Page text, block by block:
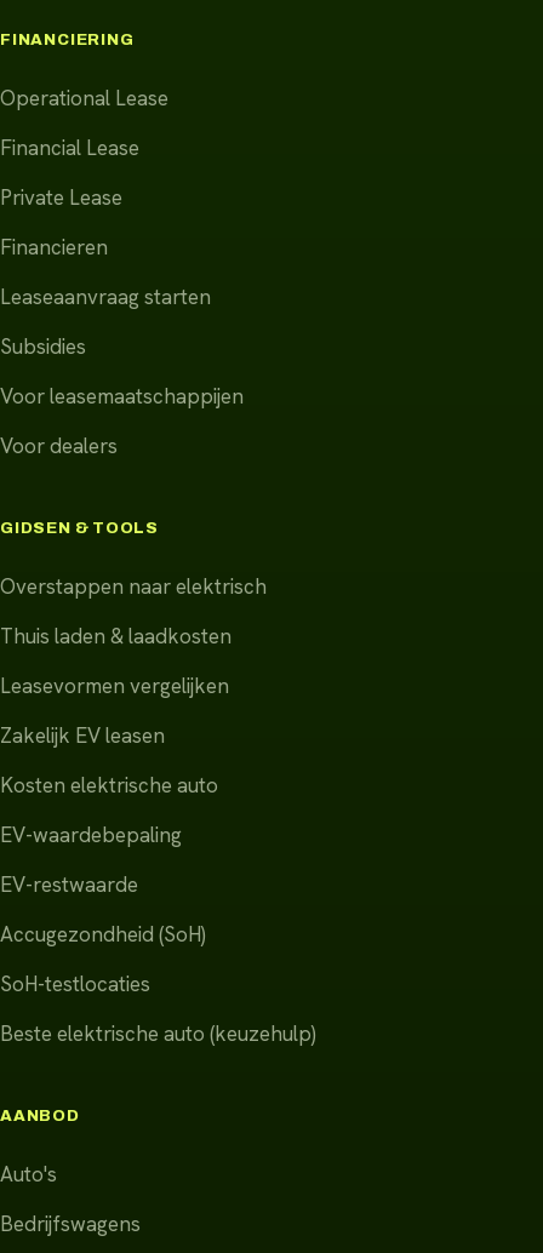
FINANCIERING
Operational Lease
Financial Lease
Private Lease
Financieren
Leaseaanvraag starten
Subsidies
Voor leasemaatschappijen
Voor dealers
GIDSEN & TOOLS
Overstappen naar elektrisch
Thuis laden & laadkosten
Leasevormen vergelijken
Zakelijk EV leasen
Kosten elektrische auto
EV-waardebepaling
EV-restwaarde
Accugezondheid (SoH)
SoH-testlocaties
Beste elektrische auto (keuzehulp)
AANBOD
Auto's
Bedrijfswagens